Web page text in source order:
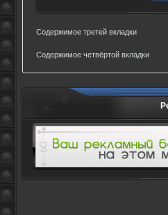
Содержимое третей вкладки
Содержимое четвёртой вкладки